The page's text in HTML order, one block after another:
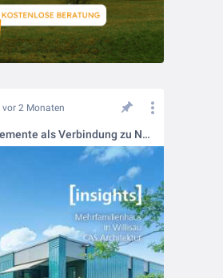
vor 2 Monaten
🩵 Keramikelemente als Verbindung zu Natur und Handwerk